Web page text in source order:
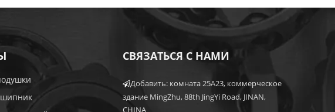
СВЯЗАТЬСЯ С НАМИ
Добавить: комната 25A23, коммерческое
здание MingZhu, 88th JingYi Road, JINAN,
CHINA